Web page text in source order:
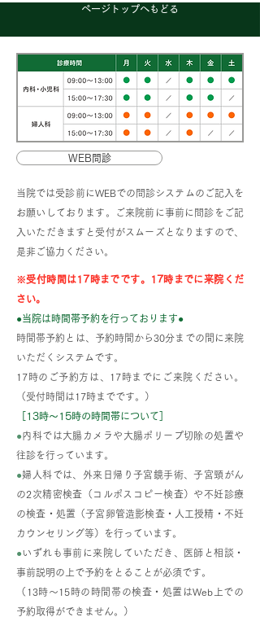
ました！
を
ページトップへもどる
WEB問診
当院では受診前にWEBでの問診システムのご記入を
お願いしております。ご来院前に事前に問診をご記
入いただきますと受付がスムーズとなりますので、
是非ご協力ください。
※受付時間は17時までです。17時までに来院くだ
さい。
●当院は時間帯予約を行っております●
時間帯予約とは、予約時間から30分までの間に来院
いただくシステムです。
17時のご予約方は、17時までにご来院ください。
（受付時間は17時までです。）
［13時～15時の時間帯について］
●内科では大腸カメラや大腸ポリープ切除の処置や
往診を行っています。
●婦人科では、外来日帰り子宮鏡手術、子宮頸がん
の2次精密検査（コルポスコピー検査）や不妊診療
の検査・処置（子宮卵管造影検査・人工授精・不妊
カウンセリング等）を行っています。
●いずれも事前に来院していただき、医師と相談・
事前説明の上で予約をとることが必須です。
（13時～15時の時間帯の検査・処置はWeb上での
予約取得ができません。）